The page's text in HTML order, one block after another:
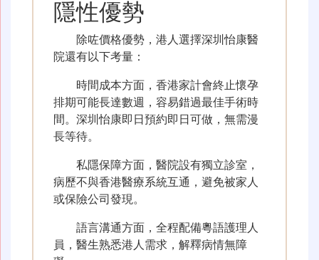
隱性優勢
除咗價格優勢，港人選擇深圳怡康醫
院還有以下考量：
時間成本方面，香港家計會終止懷孕
排期可能長達數週，容易錯過最佳手術時
間。深圳怡康即日預約即日可做，無需漫
長等待。
私隱保障方面，醫院設有獨立診室，
病歷不與香港醫療系統互通，避免被家人
或保險公司發現。
語言溝通方面，全程配備粵語護理人
員，醫生熟悉港人需求，解釋病情無障